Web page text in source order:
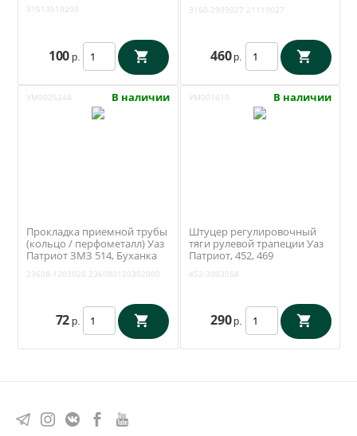
31513510200
100 р.
3160-2909027 21119027
460 р.
УМ0025244 В наличии
Прокладка приемной трубы
(кольцо / перфометалл) Уаз
Патриот ЗМЗ 514, Буханка
1203020
23608-1203020 236080120302000
72 р.
УМ001610 В наличии
Штуцер регулировочный
тяги рулевой трапеции Уаз
Патриот, 452, 469
452-3003058
290 р.